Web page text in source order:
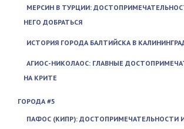
МЕРСИН В ТУРЦИИ:
НЕГО ДОБРАТЬСЯ
ИСТОРИЯ ГОРОДА БАЛТИЙСКА В
АГИОС-НИКОЛАОС: ГЛАВНЫЕ
НА КРИТЕ
ГОРОДА #5
ПАФОС (КИПР): ДОСТОПРИМЕЧАТЕЛЬНОСТИ